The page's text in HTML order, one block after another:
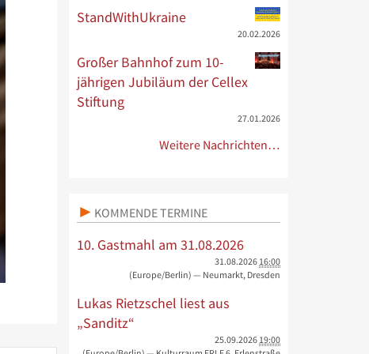
StandWithUkraine
20.02.2026
Großer Bahnhof zum 10-
jährigen Jubiläum der Cellex
Stiftung
27.01.2026
Weitere Nachrichten…
KOMMENDE TERMINE
10. Gastmahl am 31.08.2026
31.08.2026 16:00
(Europe/Berlin) — Neumarkt, Dresden
Lukas Rietzschel liest aus
„Sanditz“
25.09.2026 19:00